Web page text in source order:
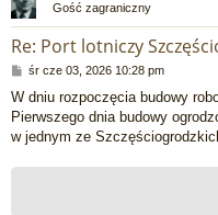
Gość zagraniczny
Re: Port lotniczy
P
s
t
śr cze 03, 2026 10:28 pm
W dniu rozpoczęcia budowy
Pierwszego dnia budowy
w jednym ze